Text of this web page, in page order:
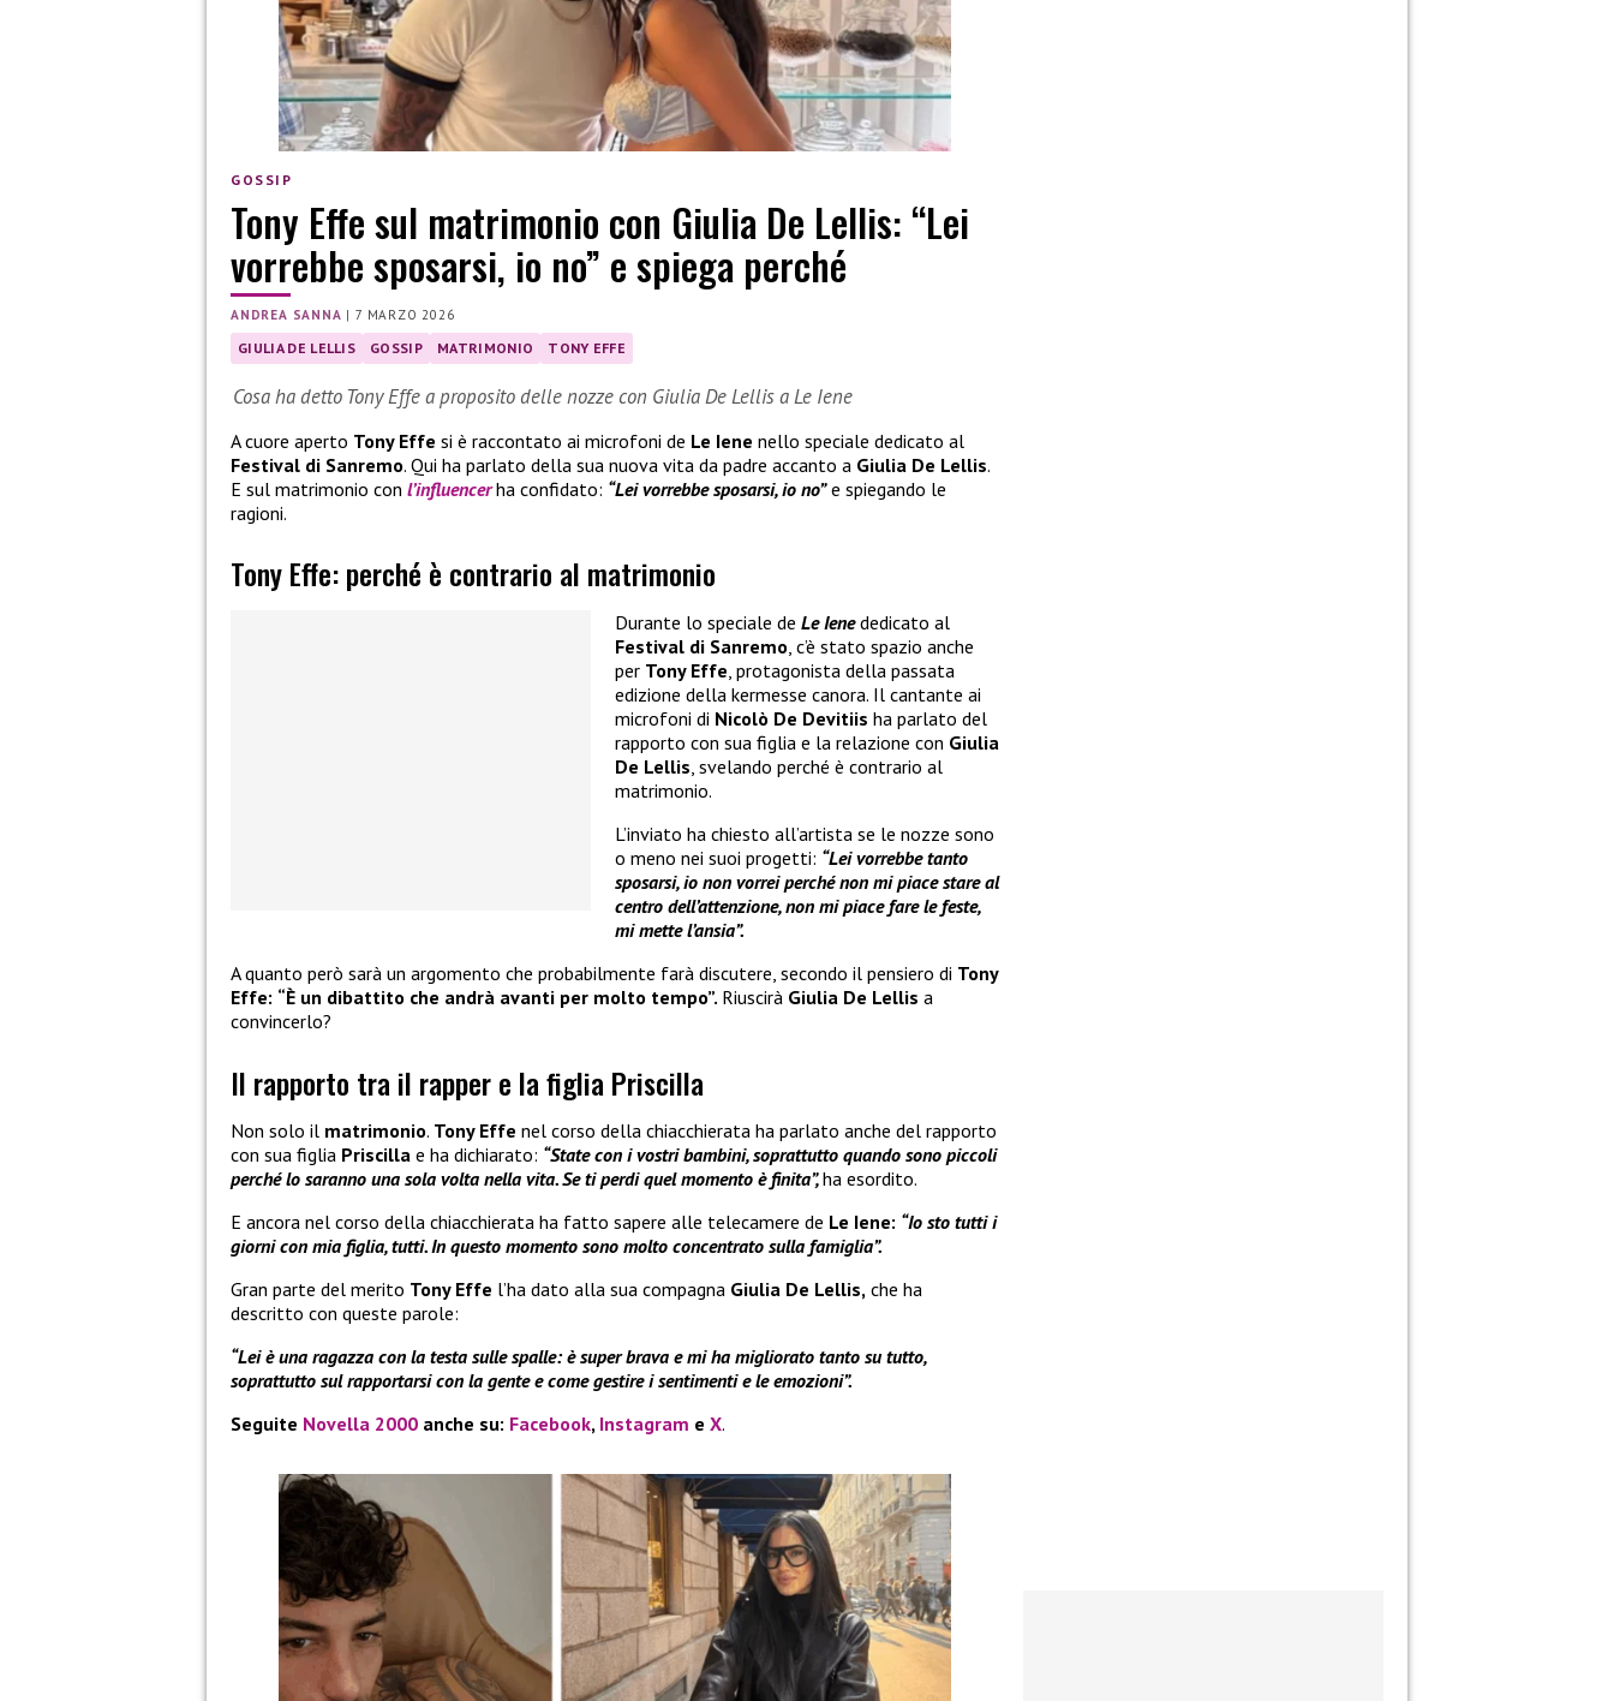
GOSSIP
Tony Effe sul matrimonio con Giulia De Lellis: “Lei
vorrebbe sposarsi, io no” e spiega perché
ANDREA SANNA |7 MARZO 2026
GIULIA DE LELLIS GOSSIP MATRIMONIO TONY EFFE
Cosa ha detto Tony Effe a proposito delle nozze con Giulia De Lellis a Le Iene
A cuore aperto Tony Effe si è raccontato ai microfoni de Le Iene nello speciale dedicato al
Festival di Sanremo. Qui ha parlato della sua nuova vita da padre accanto a Giulia De Lellis.
E sul matrimonio con l’influencer ha confidato: “Lei vorrebbe sposarsi, io no”e spiegando le
ragioni.
Tony Effe: perché è contrario al matrimonio
Durante lo speciale de Le Ienededicato al
Festival di Sanremo, c’è stato spazio anche
per Tony Effe, protagonista della passata
edizione della kermesse canora. Il cantante ai
microfoni di Nicolò De Devitiis ha parlato del
rapporto con sua figlia e la relazione con Giulia
De Lellis, svelando perché è contrario al
matrimonio.
L’inviato ha chiesto all’artista se le nozze sono
o meno nei suoi progetti: “Lei vorrebbe tanto
sposarsi, io non vorrei perché non mi piace stare al
centro dell’attenzione, non mi piace fare le feste,
mi mette l’ansia”.
A quanto però sarà un argomento che probabilmente farà discutere, secondo il pensiero di Tony
Effe: “È un dibattito che andrà avanti per molto tempo”. Riuscirà Giulia De Lellis a
convincerlo?
Il rapporto tra il rapper e la figlia Priscilla
Non solo il matrimonio. Tony Effe nel corso della chiacchierata ha parlato anche del rapporto
con sua figlia Priscilla e ha dichiarato: “State con i vostri bambini, soprattutto quando sono piccoli
perché lo saranno una sola volta nella vita. Se ti perdi quel momento è finita”,ha esordito.
E ancora nel corso della chiacchierata ha fatto sapere alle telecamere de Le Iene: “Io sto tutti i
giorni con mia figlia, tutti. In questo momento sono molto concentrato sulla famiglia”.
Gran parte del merito Tony Effe l’ha dato alla sua compagna Giulia De Lellis, che ha
descritto con queste parole:
“Lei è una ragazza con la testa sulle spalle: è super brava e mi ha migliorato tanto su tutto,
soprattutto sul rapportarsi con la gente e come gestire i sentimenti e le emozioni”.
Seguite Novella 2000 anche su: Facebook, Instagram e X.